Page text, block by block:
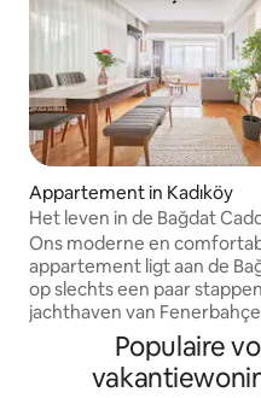
Appartement in Kadıköy
Het leven in de Bağdat
bij de jachthaven van
Ons moderne en
appartement ligt aan de
op slechts een paar
jachthaven van
exclusieve boetieks en
Ideaal voor zakenreizen,
gezondheidstoerisme en
Populaire